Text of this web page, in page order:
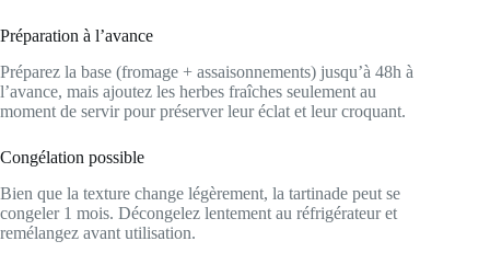
Préparation à l’avance
Préparez la base (fromage + assaisonnements) jusqu’à 48h à
l’avance, mais ajoutez les herbes fraîches seulement au
moment de servir pour préserver leur éclat et leur croquant.
Congélation possible
Bien que la texture change légèrement, la tartinade peut se
congeler 1 mois. Décongelez lentement au réfrigérateur et
remélangez avant utilisation.